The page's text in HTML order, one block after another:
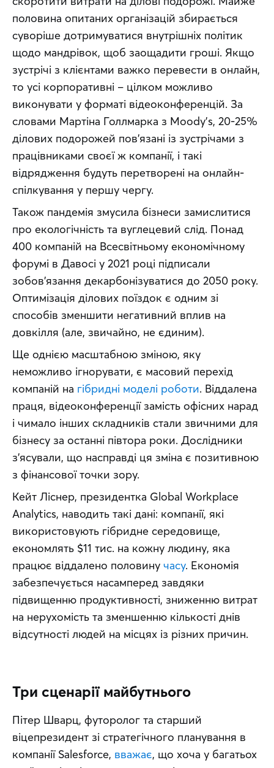
половина опитаних організацій збирається
суворіше дотримуватися внутрішніх політик
щодо мандрівок, щоб заощадити гроші. Якщо
зустрічі з клієнтами важко перевести в онлайн,
то усі корпоративні – цілком можливо
виконувати у форматі відеоконференцій. За
словами Мартіна Голлмарка з Moody’s, 20-25%
ділових подорожей пов’язані із зустрічами з
працівниками своєї ж компанії, і такі
відрядження будуть перетворені на онлайн-
спілкування у першу чергу.
Також пандемія змусила бізнеси замислитися
про екологічність та вуглецевий слід. Понад
400 компаній на Всесвітньому економічному
форумі в Давосі у 2021 році підписали
зобов’язання декарбонізуватися до 2050 року.
Оптимізація ділових поїздок є одним зі
способів зменшити негативний вплив на
довкілля (але, звичайно, не єдиним).
Ще однією масштабною зміною, яку
неможливо ігнорувати, є масовий перехід
компаній на гібридні моделі роботи. Віддалена
праця, відеоконференції замість офісних нарад
і чимало інших складників стали звичними для
бізнесу за останні півтора роки. Дослідники
з’ясували, що насправді ця зміна є позитивною
з фінансової точки зору.
Кейт Ліснер, президентка Global Workplace
Analytics, наводить такі дані: компанії, які
використовують гібридне середовище,
економлять $11 тис. на кожну людину, яка
працює віддалено половину часу. Економія
забезпечується насамперед завдяки
підвищенню продуктивності, зниженню витрат
на нерухомість та зменшенню кількості днів
відсутності людей на місцях із різних причин.
Три сценарії майбутнього
Пітер Шварц, футоролог та старший
віцепрезидент зі стратегічного планування в
компанії Salesforce, вважає, що хоча у багатьох